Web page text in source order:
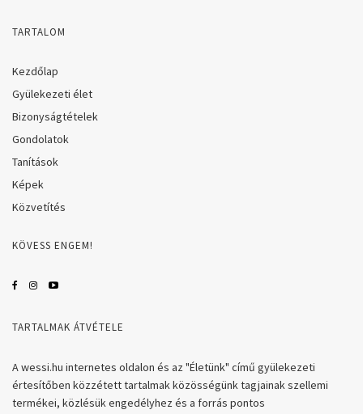
TARTALOM
Kezdőlap
Gyülekezeti élet
Bizonyságtételek
Gondolatok
Tanítások
Képek
Közvetítés
KÖVESS ENGEM!
TARTALMAK ÁTVÉTELE
A wessi.hu internetes oldalon és az "Életünk" című gyülekezeti
értesítőben közzétett tartalmak közösségünk tagjainak szellemi
termékei, közlésük engedélyhez és a forrás pontos